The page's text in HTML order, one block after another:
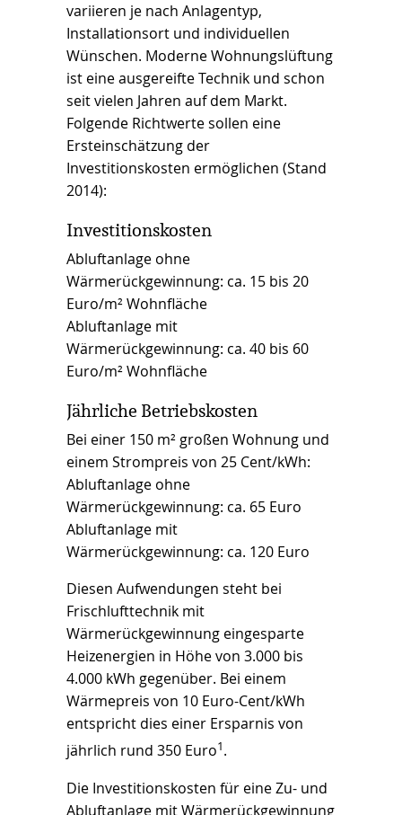
variieren je nach Anlagentyp,
Installationsort und individuellen
Wünschen. Moderne Wohnungslüftung
ist eine ausgereifte Technik und schon
seit vielen Jahren auf dem Markt.
Folgende Richtwerte sollen eine
Ersteinschätzung der
Investitionskosten ermöglichen (Stand
2014):
Investitionskosten
Abluftanlage ohne
Wärmerückgewinnung: ca. 15 bis 20
Euro/m² Wohnfläche
Abluftanlage mit
Wärmerückgewinnung: ca. 40 bis 60
Euro/m² Wohnfläche
Jährliche Betriebskosten
Bei einer 150 m² großen Wohnung und
einem Strompreis von 25 Cent/kWh:
Abluftanlage ohne
Wärmerückgewinnung: ca. 65 Euro
Abluftanlage mit
Wärmerückgewinnung: ca. 120 Euro
Diesen Aufwendungen steht bei
Frischlufttechnik mit
Wärmerückgewinnung eingesparte
Heizenergien in Höhe von 3.000 bis
4.000 kWh gegenüber. Bei einem
Wärmepreis von 10 Euro-Cent/kWh
entspricht dies einer Ersparnis von
jährlich rund 350 Euro1.
Die Investitionskosten für eine Zu- und
Abluftanlage mit Wärmerückgewinnung